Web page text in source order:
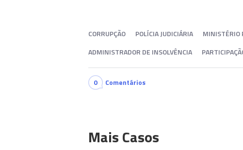
CORRUPÇÃO POLÍCIA JUDICIÁRIA MINISTÉRIO
ADMINISTRADOR DE INSOLVÊNCIA
0 Comentários
Mais Casos